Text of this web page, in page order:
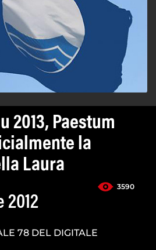
2013, Paestum
la
Laura
3590
2012
78 DEL DIGITALE